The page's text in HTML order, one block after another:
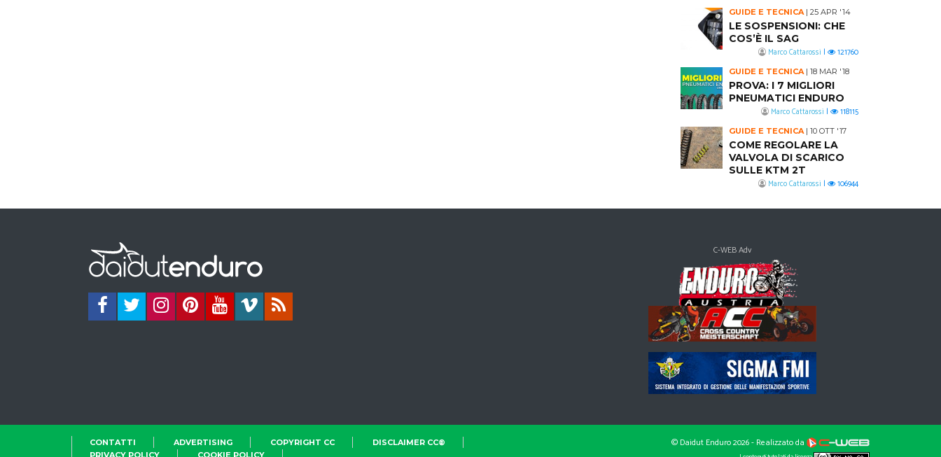
GUIDE E TECNICA | 25 APR '14
LE SOSPENSIONI: CHE
COS’È IL SAG
Marco Cattarossi | 121760
GUIDE E TECNICA | 18 MAR '18
PROVA: I 7 MIGLIORI
PNEUMATICI ENDURO
Marco Cattarossi | 118115
GUIDE E TECNICA | 10 OTT '17
COME REGOLARE LA
VALVOLA DI SCARICO
SULLE KTM 2T
Marco Cattarossi | 106944
C-WEB Adv
CONTATTI ADVERTISING COPYRIGHT CC
DISCLAIMER CC®
PRIVACY POLICY
COOKIE POLICY
© Daidut Enduro 2026 - Realizzato da